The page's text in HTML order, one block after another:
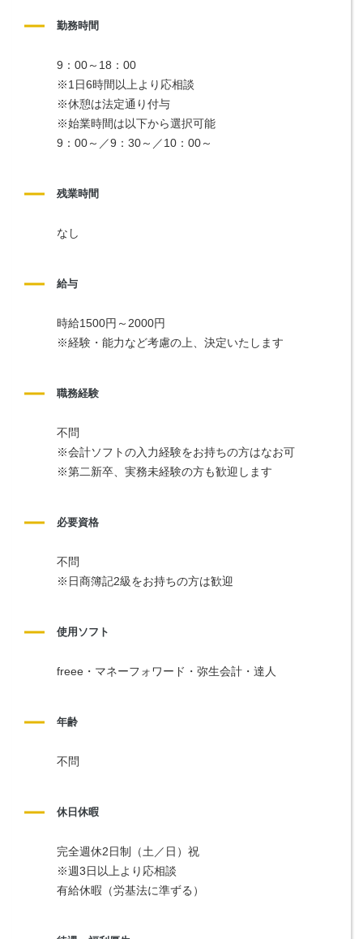
勤務時間
9：00～18：00
※1日6時間以上より応相談
※休憩は法定通り付与
※始業時間は以下から選択可能
9：00～／9：30～／10：00～
残業時間
なし
給与
時給1500円～2000円
※経験・能力など考慮の上、決定いたします
職務経験
不問
※会計ソフトの入力経験をお持ちの方はなお可
※第二新卒、実務未経験の方も歓迎します
必要資格
不問
※日商簿記2級をお持ちの方は歓迎
使用ソフト
freee・マネーフォワード・弥生会計・達人
年齢
不問
休日休暇
完全週休2日制（土／日）祝
※週3日以上より応相談
有給休暇（労基法に準ずる）